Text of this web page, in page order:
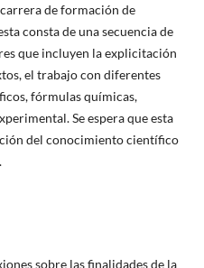
de formación de
consta de una secuencia de
que incluyen la explicitación
el trabajo con diferentes
fórmulas químicas,
Se espera que esta
del conocimiento científico
sobre las finalidades de la